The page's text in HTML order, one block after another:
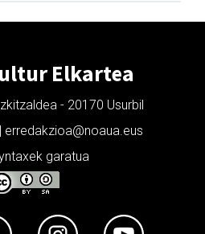
Elkartea
- 20170 Usurbil
erredakzioa@noaua.eus
garatua